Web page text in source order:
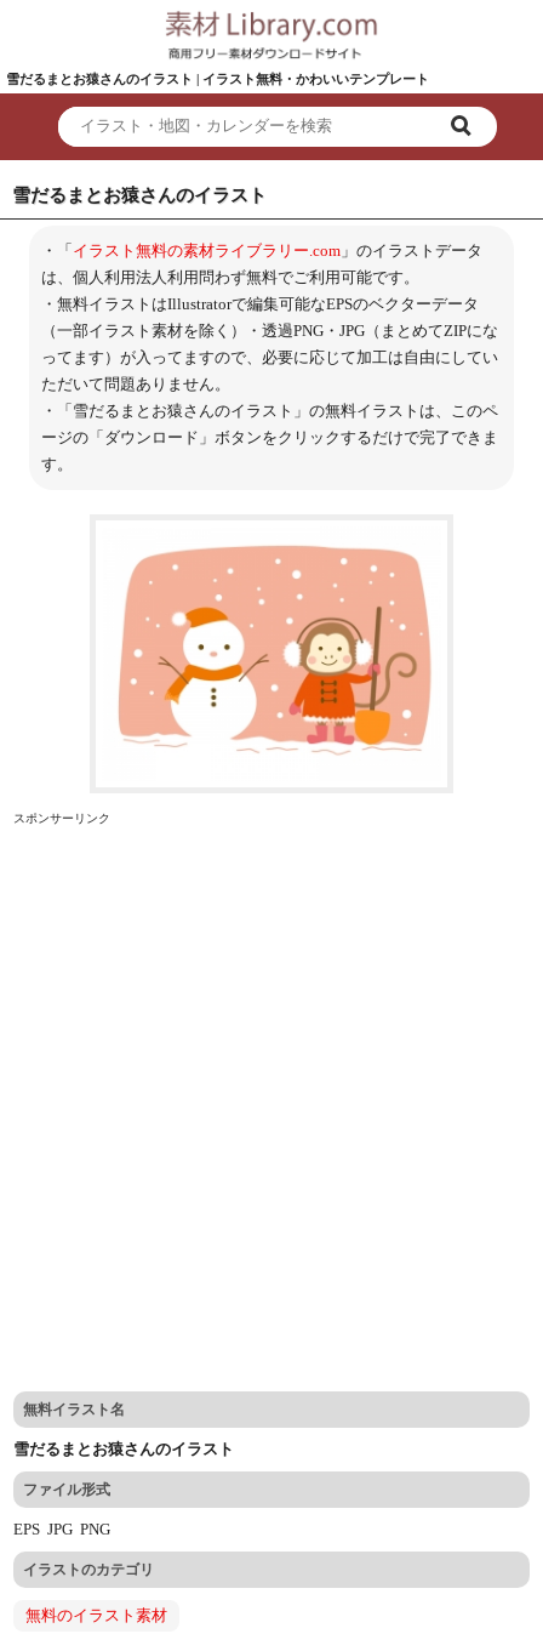
雪だるまとお猿さんのイラスト | イラスト無料・かわいいテンプレート
雪だるまとお猿さんのイラスト
・「イラスト無料の素材ライブラリー.com」のイラストデータ
は、個人利用法人利用問わず無料でご利用可能です。
・無料イラストはIllustratorで編集可能なEPSのベクターデータ
（一部イラスト素材を除く）・透過PNG・JPG（まとめてZIPにな
ってます）が入ってますので、必要に応じて加工は自由にしてい
ただいて問題ありません。
・「雪だるまとお猿さんのイラスト」の無料イラストは、このペ
ージの「ダウンロード」ボタンをクリックするだけで完了できま
す。
スポンサーリンク
無料イラスト名
雪だるまとお猿さんのイラスト
ファイル形式
EPSJPGPNG
イラストのカテゴリ
無料のイラスト素材